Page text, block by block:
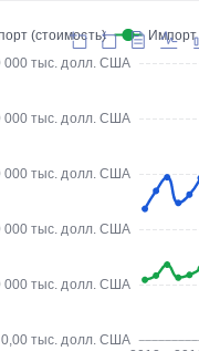
0,00 тыс. долл. США
000 тыс. долл. США
000 тыс. долл. США
000 тыс. долл. США
000 тыс. долл. США
000 тыс. долл. США
(стоимость) Импорт